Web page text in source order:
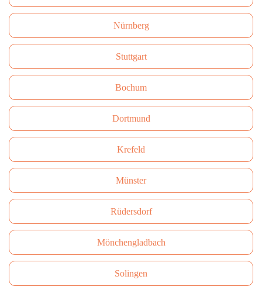
Nürnberg
Stuttgart
Bochum
Dortmund
Krefeld
Münster
Rüdersdorf
Mönchengladbach
Solingen